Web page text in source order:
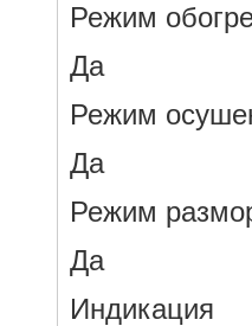
Режим
Да
Режим
Да
Режим
Да
Индикация